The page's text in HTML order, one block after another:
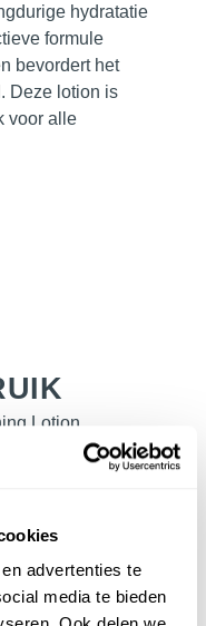
advertenties te
media te bieden
hydratatie
formule
bevordert het
Deze lotion is
voor alle
Lotion
van een